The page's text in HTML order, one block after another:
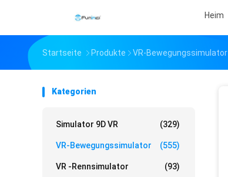
Heim
Startseite Produkte VR-Bewegungssimulator
Kategorien
Simulator 9D VR (329)
VR-Bewegungssimulator (555)
VR -Rennsimulator (93)